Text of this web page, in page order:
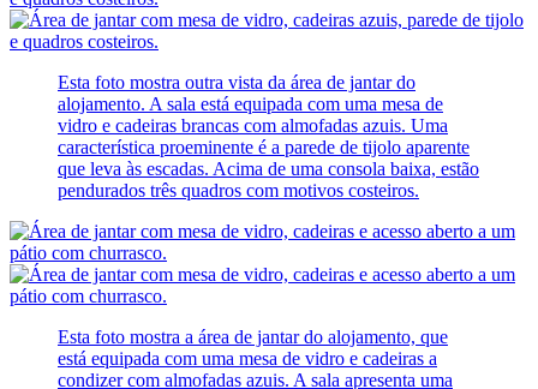
Esta foto mostra outra vista da área de jantar do
alojamento. A sala está equipada com uma mesa de
vidro e cadeiras brancas com almofadas azuis. Uma
característica proeminente é a parede de tijolo aparente
que leva às escadas. Acima de uma consola baixa, estão
pendurados três quadros com motivos costeiros.
Esta foto mostra a área de jantar do alojamento, que
está equipada com uma mesa de vidro e cadeiras a
condizer com almofadas azuis. A sala apresenta uma